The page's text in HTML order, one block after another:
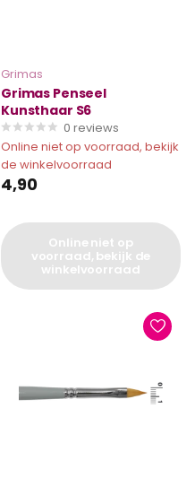
Grimas
Grimas Penseel
Kunsthaar S6
0 reviews
Online niet op voorraad, bekijk
de winkelvoorraad
4,90
Online niet op
voorraad, bekijk de
winkelvoorraad